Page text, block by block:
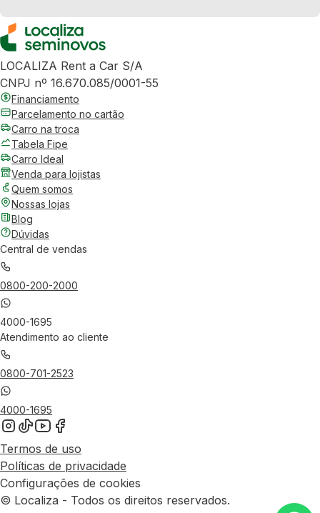
LOCALIZA Rent a Car S/A
CNPJ nº 16.670.085/0001-55
Financiamento
Parcelamento no cartão
Carro na troca
Tabela Fipe
Carro Ideal
Venda para lojistas
Quem somos
Nossas lojas
Blog
Dúvidas
Central de vendas
0800-200-2000
4000-1695
Atendimento ao cliente
0800-701-2523
4000-1695
Termos de uso
Políticas de privacidade
Configurações de cookies
© Localiza - Todos os direitos reservados.